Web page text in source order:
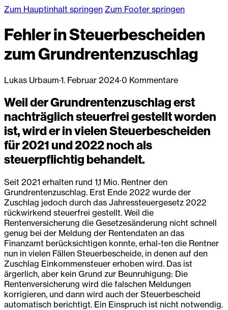
Zum Hauptinhalt springen Zum Footer springen
Fehler in Steuerbescheiden
zum Grundrentenzuschlag
Lukas Urbaum·1. Februar 2024·0 Kommentare
Weil der Grundrentenzuschlag erst
nachträglich steuerfrei gestellt worden
ist, wird er in vielen Steuerbescheiden
für 2021 und 2022 noch als
steuerpflichtig behandelt.
Seit 2021 erhalten rund 1,1 Mio. Rentner den
Grundrentenzuschlag. Erst Ende 2022 wurde der
Zuschlag jedoch durch das Jahressteuergesetz 2022
rückwirkend steuerfrei gestellt. Weil die
Rentenversicherung die Gesetzesänderung nicht schnell
genug bei der Meldung der Rentendaten an das
Finanzamt berücksichtigen konnte, erhal-ten die Rentner
nun in vielen Fällen Steuerbescheide, in denen auf den
Zuschlag Einkommensteuer erhoben wird. Das ist
ärgerlich, aber kein Grund zur Beunruhigung: Die
Rentenversicherung wird die falschen Meldungen
korrigieren, und dann wird auch der Steuerbescheid
automatisch berichtigt. Ein Einspruch ist nicht notwendig.